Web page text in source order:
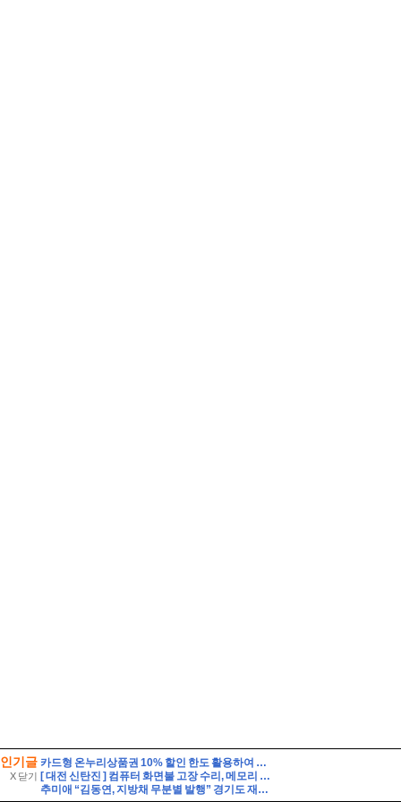
인기글
X 닫기
카드형 온누리상품권 10% 할인 한도 활용하여 여름철 장보기 식비 아끼는 법
[ 대전 신탄진 ] 컴퓨터 화면불 고장 수리, 메모리 판매 사기인가?
추미애 “김동연, 지방채 무분별 발행” 경기도 재정 비상 선언